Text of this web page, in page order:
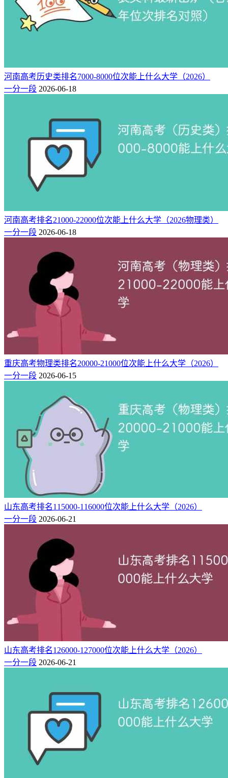
河南高考历史类排名7000-8000位次能上什么大学（2026）
一分一段 2026-06-18
河南高考排名21000-22000位次能上什么大学（2026物理类）
一分一段 2026-06-18
重庆高考物理类排名20000-21000位次能上什么大学（2026）
一分一段 2026-06-15
山东高考排名115000-116000位次能上什么大学（2026）
一分一段 2026-06-21
山东高考排名126000-127000位次能上什么大学（2026）
一分一段 2026-06-21